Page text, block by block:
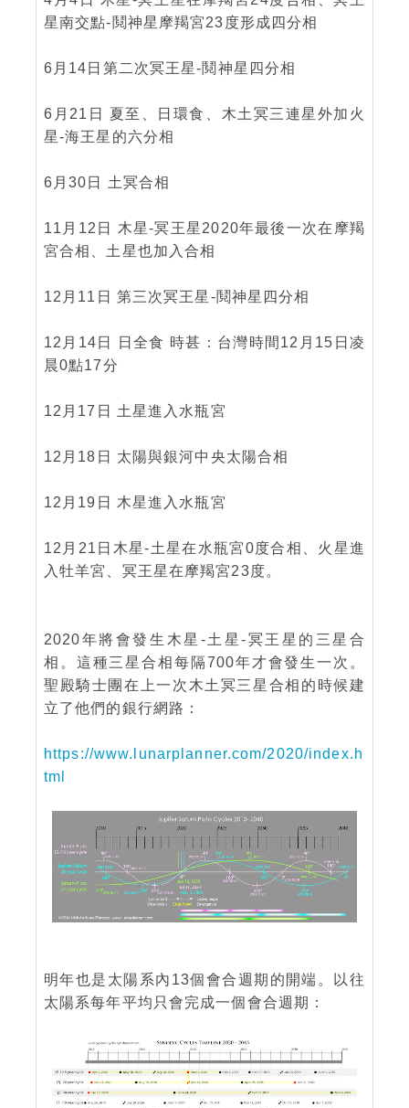
星南交點-鬩神星摩羯宮23度形成四分相
6月14日第二次冥王星-鬩神星四分相
6月21日 夏至、日環食、木土冥三連星外加火
星-海王星的六分相
6月30日 土冥合相
11月12日 木星-冥王星2020年最後一次在摩羯
宮合相、土星也加入合相
12月11日 第三次冥王星-鬩神星四分相
12月14日 日全食 時甚：台灣時間12月15日凌
晨0點17分
12月17日 土星進入水瓶宮
12月18日 太陽與銀河中央太陽合相
12月19日 木星進入水瓶宮
12月21日木星-土星在水瓶宮0度合相、火星進
入牡羊宮、冥王星在摩羯宮23度。
2020年將會發生木星-土星-冥王星的三星合
相。這種三星合相每隔700年才會發生一次。
聖殿騎士團在上一次木土冥三星合相的時候建
立了他們的銀行網路：
https://www.lunarplanner.com/2020/index.h
tml
明年也是太陽系內13個會合週期的開端。以往
太陽系每年平均只會完成一個會合週期：